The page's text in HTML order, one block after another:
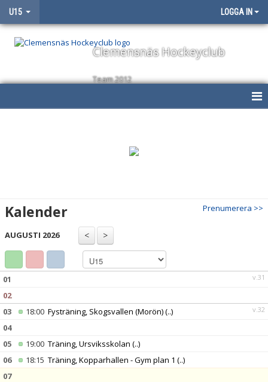
U15 LOGGA IN
Clemensnäs Hockeyclub
Team 2012
BILDGALLERI
DOKUMENT
KONTAKT
Prenumerera >>
Kalender
AUGUSTI 2026
v.31
01
02
v.32
03 18:00 Fysträning, Skogsvallen (Morön)(..)
04
05
19:00 Träning, Ursviksskolan (..)
06
18:15 Träning, Kopparhallen - Gym plan 1 (..)
07